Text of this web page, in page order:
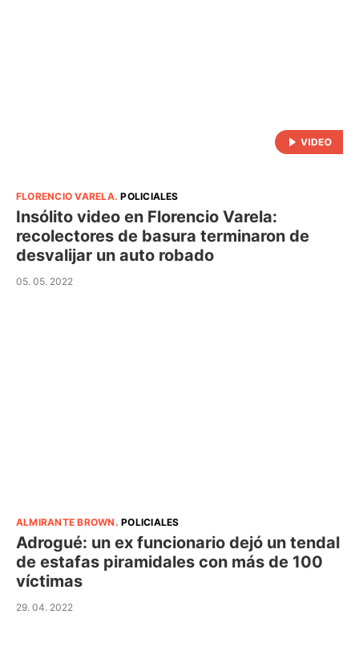
FLORENCIO VARELA.POLICIALES
Insólito video en Florencio Varela:
recolectores de basura terminaron de
desvalijar un auto robado
05. 05. 2022
ALMIRANTE BROWN .POLICIALES
Adrogué: un ex funcionario dejó un tendal
de estafas piramidales con más de 100
víctimas
29. 04. 2022